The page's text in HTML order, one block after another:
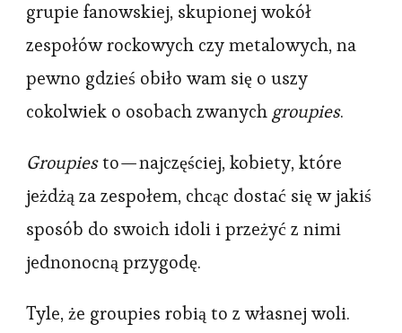
grupie fanowskiej, skupionej wokół
zespołów rockowych czy metalowych, na
pewno gdzieś obiło wam się o uszy
cokolwiek o osobach zwanych groupies.
Groupiesto — najczęściej, kobiety, które
jeżdżą za zespołem, chcąc dostać się w jakiś
sposób do swoich idoli i przeżyć z nimi
jednonocną przygodę.
Tyle, że groupies robią to z własnej woli.